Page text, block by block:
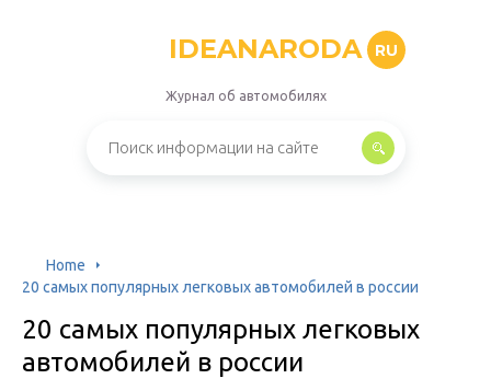
IDEANARODA RU
Журнал об автомобилях
Home
20 самых популярных легковых автомобилей в россии
20 самых популярных легковых
автомобилей в россии